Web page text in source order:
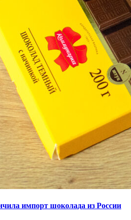
импорт шоколада из России